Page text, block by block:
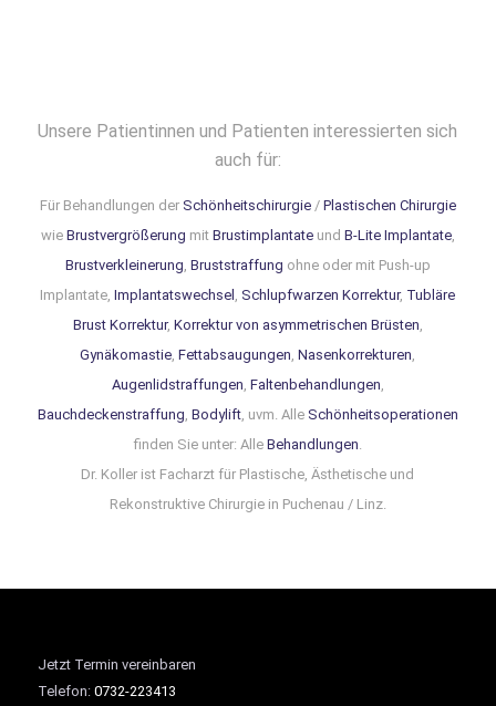
Unsere Patientinnen und Patienten interessierten sich
auch für:
Für Behandlungen der Schönheitschirurgie/ Plastischen Chirurgie
wie Brustvergrößerung mit Brustimplantateund B-Lite Implantate,
Brustverkleinerung Bruststraffung ohne oder mit Push-up
Implantate,Implantatswechsel Schlupfwarzen Korrektur, Tubläre
Brust Korrektur, Korrektur von asymmetrischen Brüsten
Gynäkomastie ,Fettabsaugungen ,Nasenkorrekturen
Augenlidstraffungen Faltenbehandlungen
Bauchdeckenstraffung Bodylift, uvm. Alle Schönheitsoperationen
finden Sie unter: Alle Behandlungen
Dr. Koller ist Facharzt für Plastische, Ästhetische und
Rekonstruktive Chirurgie in Puchenau / Linz.
Jetzt Termin vereinbaren
Telefon: 0732-223413